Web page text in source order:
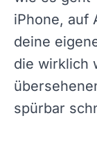
iPhone, auf
deine
die wirklich
spürbar